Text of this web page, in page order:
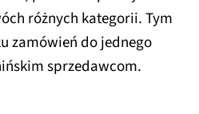
różnych kategorii. Tym
zamówień do jednego
sprzedawcom.